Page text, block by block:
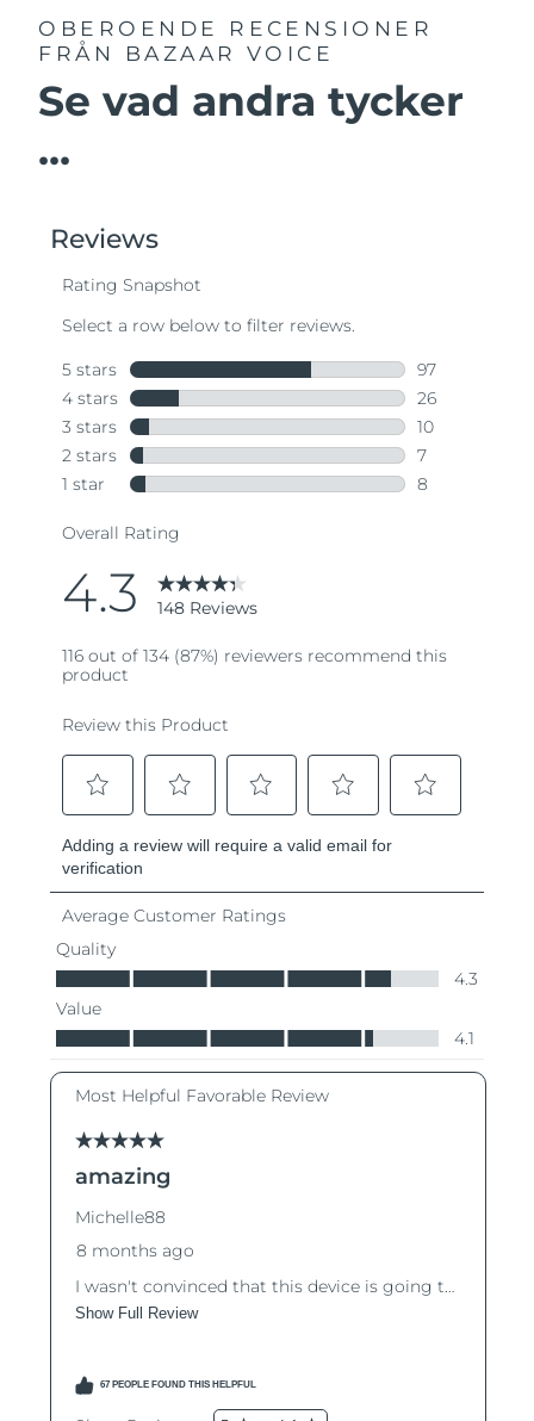
OBEROENDE RECENSIONER
FRÅN BAZAAR VOICE
Se vad andra tycker
...